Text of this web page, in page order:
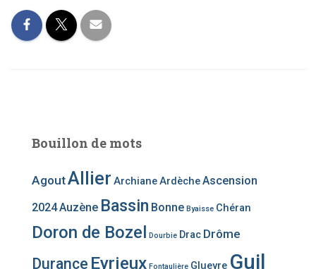
Bouillon de mots
AgoutAllier ArchianeArdècheAscension
2024Auzène Bassin Bonne Byaisse Chéran
Doron de Bozel Dourbie Drac Drôme
Durance Eyrieux Fontaulière Glueyre Guil